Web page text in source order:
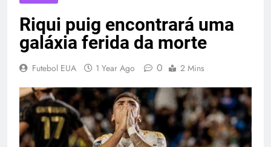
Riqui puig encontrará uma
galáxia ferida da morte
Futebol EUA 1 Year Ago 0 2 Mins